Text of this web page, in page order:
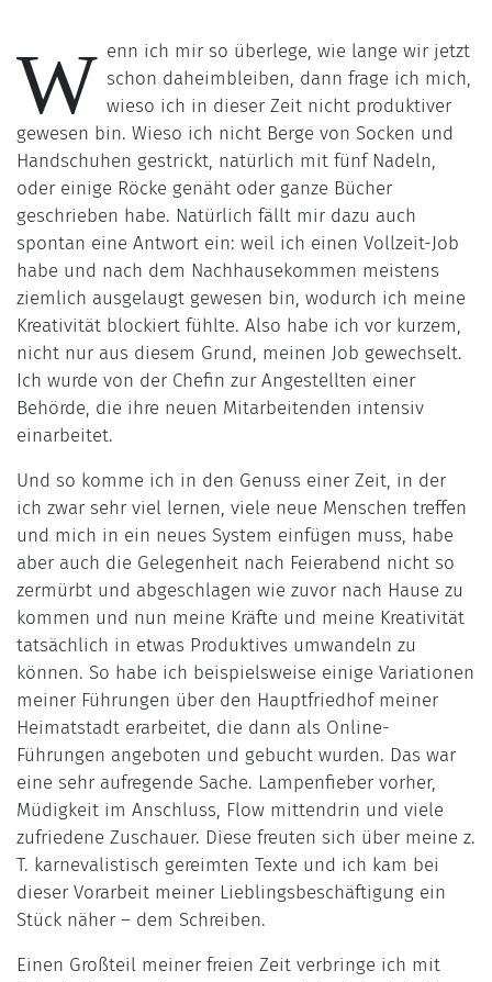
W enn ich mir so überlege, wie lange wir jetzt
schon daheimbleiben, dann frage ich mich,
wieso ich in dieser Zeit nicht produktiver
gewesen bin. Wieso ich nicht Berge von Socken und
Handschuhen gestrickt, natürlich mit fünf Nadeln,
oder einige Röcke genäht oder ganze Bücher
geschrieben habe. Natürlich fällt mir dazu auch
spontan eine Antwort ein: weil ich einen Vollzeit-Job
habe und nach dem Nachhausekommen meistens
ziemlich ausgelaugt gewesen bin, wodurch ich meine
Kreativität blockiert fühlte. Also habe ich vor kurzem,
nicht nur aus diesem Grund, meinen Job gewechselt.
Ich wurde von der Chefin zur Angestellten einer
Behörde, die ihre neuen Mitarbeitenden intensiv
einarbeitet.
Und so komme ich in den Genuss einer Zeit, in der
ich zwar sehr viel lernen, viele neue Menschen treffen
und mich in ein neues System einfügen muss, habe
aber auch die Gelegenheit nach Feierabend nicht so
zermürbt und abgeschlagen wie zuvor nach Hause zu
kommen und nun meine Kräfte und meine Kreativität
tatsächlich in etwas Produktives umwandeln zu
können. So habe ich beispielsweise einige Variationen
meiner Führungen über den Hauptfriedhof meiner
Heimatstadt erarbeitet, die dann als Online-
Führungen angeboten und gebucht wurden. Das war
eine sehr aufregende Sache. Lampenfieber vorher,
Müdigkeit im Anschluss, Flow mittendrin und viele
zufriedene Zuschauer. Diese freuten sich über meine z.
T. karnevalistisch gereimten Texte und ich kam bei
dieser Vorarbeit meiner Lieblingsbeschäftigung ein
Stück näher – dem Schreiben.
Einen Großteil meiner freien Zeit verbringe ich mit